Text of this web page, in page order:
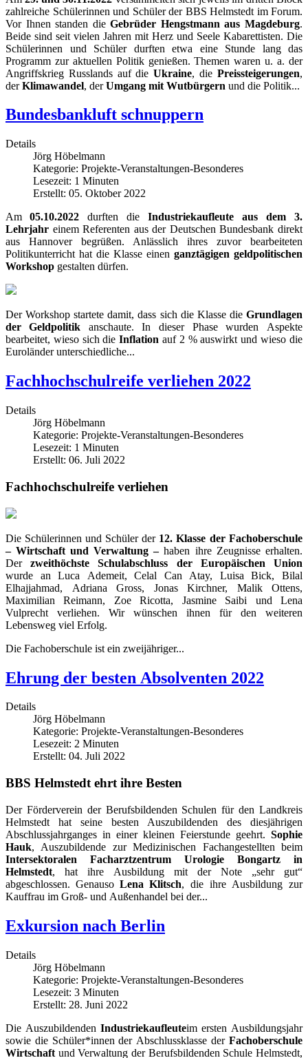
zahlreiche Schülerinnen und Schüler der BBS Helmstedt im Forum.
Vor Ihnen standen die Gebrüder Hengstmann aus Magdeburg.
Beide sind seit vielen Jahren mit Herz und Seele Kabarettisten. Die
Schülerinnen und Schüler durften etwa eine Stunde lang das
Programm zur aktuellen Politik genießen. Themen waren u. a. der
Angriffskrieg Russlands auf die Ukraine, die Preissteigerungen,
derKlimawandel, derUmgang mit Wutbürgern und die Politik...
Bundesbankluft schnuppern
Details
Jörg Höbelmann
Kategorie: Projekte-Veranstaltungen-Besonderes
Lesezeit: 1 Minuten
Erstellt: 05. Oktober 2022
Am 05.10.2022 durften die Industriekaufleute aus dem 3.
Lehrjahr einem Referenten aus der Deutschen Bundesbank direkt
aus Hannover begrüßen. Anlässlich ihres zuvor bearbeiteten
Politikunterricht hat die Klasse einen ganztägigen geldpolitischen
Workshop gestalten dürfen.
Der Workshop startete damit, dass sich die Klasse die Grundlagen
der Geldpolitik anschaute. In dieser Phase wurden Aspekte
bearbeitet, wieso sich die Inflation auf 2 % auswirkt und wieso die
Euroländer unterschiedliche...
Fachhochschulreife verliehen 2022
Details
Jörg Höbelmann
Kategorie: Projekte-Veranstaltungen-Besonderes
Lesezeit: 1 Minuten
Erstellt: 06. Juli 2022
Fachhochschulreife verliehen
Die Schülerinnen und Schüler der 12. Klasse der Fachoberschule
– Wirtschaft und Verwaltung –haben ihre Zeugnisse erhalten.
Der zweithöchste Schulabschluss der Europäischen Union
wurde an Luca Ademeit, Celal Can Atay, Luisa Bick, Bilal
Elhajjahmad, Adriana Gross, Jonas Kirchner, Malik Ottens,
Maximilian Reimann, Zoe Ricotta, Jasmine Saibi und Lena
Vulprecht verliehen. Wir wünschen ihnen für den weiteren
Lebensweg viel Erfolg.
Die Fachoberschule ist ein zweijähriger...
Ehrung der besten Absolventen 2022
Details
Jörg Höbelmann
Kategorie: Projekte-Veranstaltungen-Besonderes
Lesezeit: 2 Minuten
Erstellt: 04. Juli 2022
BBS Helmstedt ehrt ihre Besten
Der Förderverein der Berufsbildenden Schulen für den Landkreis
Helmstedt hat seine besten Auszubildenden des diesjährigen
Abschlussjahrganges in einer kleinen Feierstunde geehrt. Sophie
Hauk, Auszubildende zur Medizinischen Fachangestellten beim
Intersektoralen Facharztzentrum Urologie Bongartz in
Helmstedt, hat ihre Ausbildung mit der Note „sehr gut“
abgeschlossen. Genauso Lena Klitsch, die ihre Ausbildung zur
Kauffrau im Groß- und Außenhandel bei der...
Exkursion nach Berlin
Details
Jörg Höbelmann
Kategorie: Projekte-Veranstaltungen-Besonderes
Lesezeit: 3 Minuten
Erstellt: 28. Juni 2022
Die Auszubildenden Industriekaufleuteim ersten Ausbildungsjahr
sowie die Schüler*innen der Abschlussklasse der Fachoberschule
Wirtschaft und Verwaltung der Berufsbildenden Schule Helmstedt,